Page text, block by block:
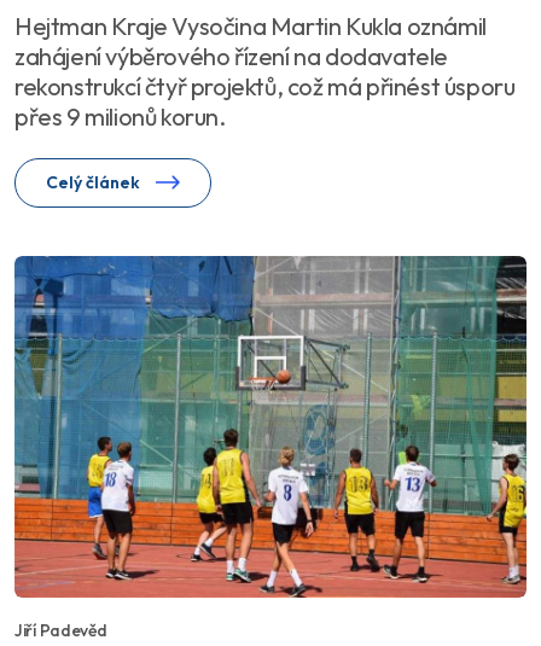
Hejtman Kraje Vysočina Martin Kukla oznámil
zahájení výběrového řízení na dodavatele
rekonstrukcí čtyř projektů, což má přinést úsporu
přes 9 milionů korun.
Celý článek
Jiří Padevěd